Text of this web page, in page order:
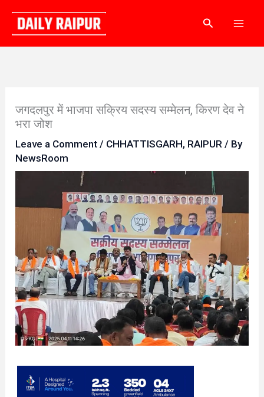
content
Search
जगदलपुर में भाजपा सक्रिय सदस्य सम्मेलन, किरण देव ने
भरा जोश
Leave a Comment / CHHATTISGARH, RAIPUR / By
NewsRoom